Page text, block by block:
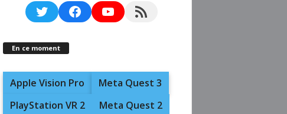
TwitterFacebookYouTubeRSS Feed
En ce moment
Apple Vision Pro
Meta Quest 3
PlayStation VR 2
Meta Quest 2